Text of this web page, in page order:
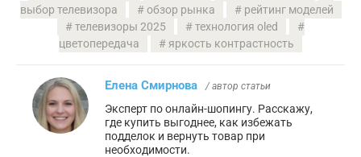
выбор телевизора
обзор рынка
рейтинг моделей
телевизоры 2025
технология oled
цветопередача
яркость контрастность
Елена Смирнова / автор статьи
Эксперт по онлайн-шопингу. Расскажу,
где купить выгоднее, как избежать
подделок и вернуть товар при
необходимости.